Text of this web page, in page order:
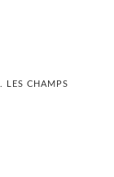
LES CHAMPS